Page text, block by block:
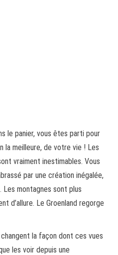
le panier, vous êtes parti pour
la meilleure, de votre vie ! Les
vraiment inestimables. Vous
par une création inégalée,
montagnes sont plus
d’allure. Le Groenland regorge
la façon dont ces vues
les voir depuis une